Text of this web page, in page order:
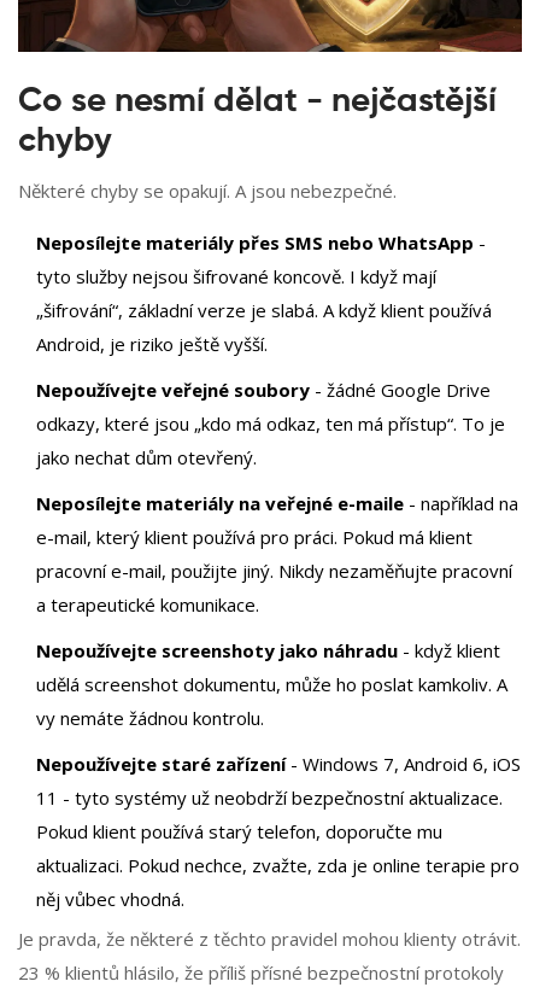
Co se nesmí dělat - nejčastější
chyby
Některé chyby se opakují. A jsou nebezpečné.
Neposílejte materiály přes SMS nebo WhatsApp -
tyto služby nejsou šifrované koncově. I když mají
„šifrování“, základní verze je slabá. A když klient používá
Android, je riziko ještě vyšší.
Nepoužívejte veřejné soubory - žádné Google Drive
odkazy, které jsou „kdo má odkaz, ten má přístup“. To je
jako nechat dům otevřený.
Neposílejte materiály na veřejné e-maile - například na
e-mail, který klient používá pro práci. Pokud má klient
pracovní e-mail, použijte jiný. Nikdy nezaměňujte pracovní
a terapeutické komunikace.
Nepoužívejte screenshoty jako náhradu - když klient
udělá screenshot dokumentu, může ho poslat kamkoliv. A
vy nemáte žádnou kontrolu.
Nepoužívejte staré zařízení- Windows 7, Android 6, iOS
11 - tyto systémy už neobdrží bezpečnostní aktualizace.
Pokud klient používá starý telefon, doporučte mu
aktualizaci. Pokud nechce, zvažte, zda je online terapie pro
něj vůbec vhodná.
Je pravda, že některé z těchto pravidel mohou klienty otrávit.
23 % klientů hlásilo, že příliš přísné bezpečnostní protokoly